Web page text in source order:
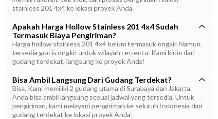
stainless 201 4x4 ke lokasi proyek Anda.
Apakah Harga Hollow Stainless 201 4x4 Sudah
Termasuk Biaya Pengiriman?
Harga hollow stainless 201 4x4 belum termasuk ongkir. Namun,
tersedia gratis ongkir untuk wilayah tertentu. Kami kirim dari
gudang terdekat, langsung ke proyek Anda!
Bisa Ambil Langsung Dari Gudang Terdekat?
Bisa. Kami memiliki 2 gudang utama di Surabaya dan Jakarta.
Anda bisa ambil langsung sesuai jadwal yang tersedia. Untuk
pengiriman, kami melayani pengiriman ke seluruh Indonesia dari
gudang terdekat ke lokasi proyek Anda.